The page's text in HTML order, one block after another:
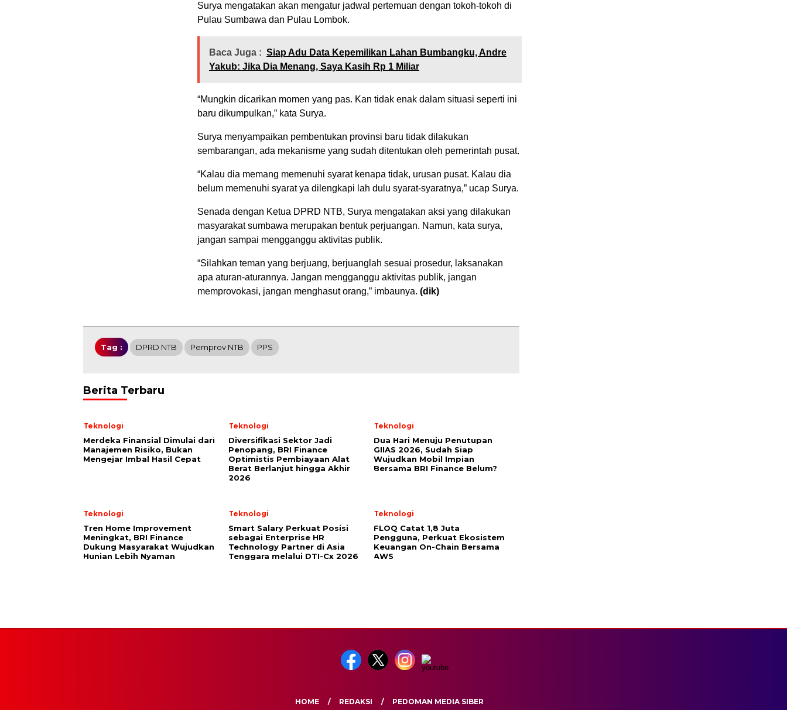
Surya mengatakan akan mengatur jadwal pertemuan dengan tokoh-tokoh di
Pulau Sumbawa dan Pulau Lombok.
Baca Juga : Siap Adu Data Kepemilikan Lahan Bumbangku, Andre
Yakub: Jika Dia Menang, Saya Kasih Rp 1 Miliar
“Mungkin dicarikan momen yang pas. Kan tidak enak dalam situasi seperti ini
baru dikumpulkan,” kata Surya.
Surya menyampaikan pembentukan provinsi baru tidak dilakukan
sembarangan, ada mekanisme yang sudah ditentukan oleh pemerintah pusat.
“Kalau dia memang memenuhi syarat kenapa tidak, urusan pusat. Kalau dia
belum memenuhi syarat ya dilengkapi lah dulu syarat-syaratnya,” ucap Surya.
Senada dengan Ketua DPRD NTB, Surya mengatakan aksi yang dilakukan
masyarakat sumbawa merupakan bentuk perjuangan. Namun, kata surya,
jangan sampai mengganggu aktivitas publik.
“Silahkan teman yang berjuang, berjuanglah sesuai prosedur, laksanakan
apa aturan-aturannya. Jangan mengganggu aktivitas publik, jangan
memprovokasi, jangan menghasut orang,” imbaunya. (dik)
Tag : DPRD NTB Pemprov NTB PPS
Berita Terbaru
Teknologi
Merdeka Finansial Dimulai dari
Manajemen Risiko, Bukan
Mengejar Imbal Hasil Cepat
Teknologi
Diversifikasi Sektor Jadi
Penopang, BRI Finance
Optimistis Pembiayaan Alat
Berat Berlanjut hingga Akhir
2026
Teknologi
Dua Hari Menuju Penutupan
GIIAS 2026, Sudah Siap
Wujudkan Mobil Impian
Bersama BRI Finance Belum?
Teknologi
Tren Home Improvement
Meningkat, BRI Finance
Dukung Masyarakat Wujudkan
Hunian Lebih Nyaman
Teknologi
Smart Salary Perkuat Posisi
sebagai Enterprise HR
Technology Partner di Asia
Tenggara melalui DTI-Cx 2026
Teknologi
FLOQ Catat 1,8 Juta
Pengguna, Perkuat Ekosistem
Keuangan On-Chain Bersama
AWS
HOME REDAKSI PEDOMAN MEDIA SIBER